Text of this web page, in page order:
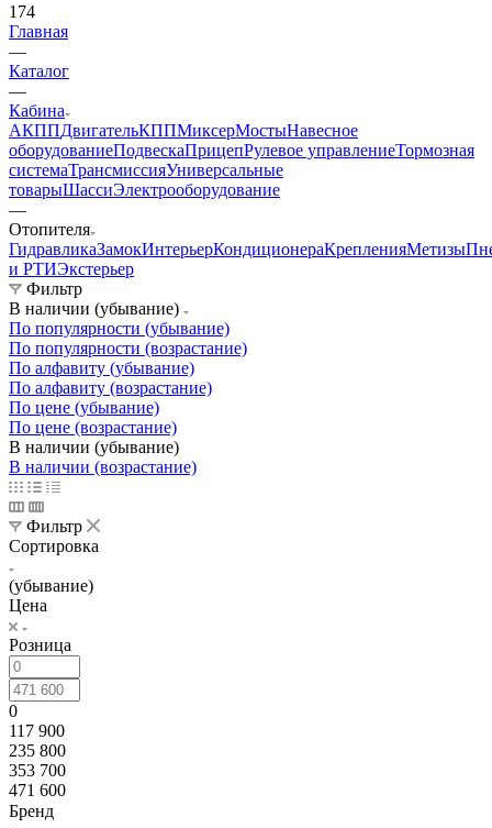
174
Главная
—
Каталог
—
Кабина
АКППДвигательКППМиксерМостыНавесное
оборудованиеПодвескаПрицепРулевое управлениеТормозная
системаТрансмиссияУниверсальные
товарыШассиЭлектрооборудование
—
Отопителя
ГидравликаЗамокИнтерьерКондиционераКрепленияМетизы
и РТИЭкстерьер
Фильтр
В наличии (убывание)
По популярности (убывание)
По популярности (возрастание)
По алфавиту (убывание)
По алфавиту (возрастание)
По цене (убывание)
По цене (возрастание)
В наличии (убывание)
В наличии (возрастание)
Фильтр
Сортировка
(убывание)
Цена
Розница
0
117 900
235 800
353 700
471 600
Бренд